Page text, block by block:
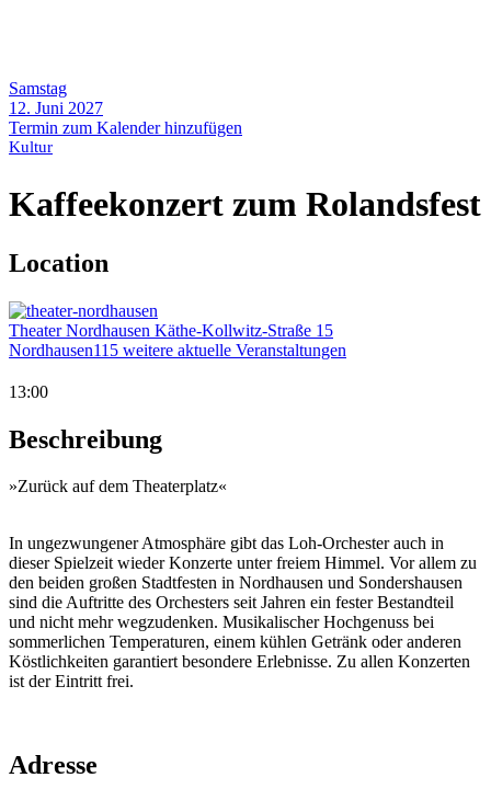
Samstag
12. Juni 2027
Termin zum Kalender hinzufügen
Kultur
Kaffeekonzert zum Rolandsfest
Location
Theater Nordhausen Käthe-Kollwitz-Straße 15
Nordhausen115 weitere aktuelle Veranstaltungen
13:00
Beschreibung
»Zurück auf dem Theaterplatz«
In ungezwungener Atmosphäre gibt das Loh-Orchester auch in
dieser Spielzeit wieder Konzerte unter freiem Himmel. Vor allem zu
den beiden großen Stadtfesten in Nordhausen und Sondershausen
sind die Auftritte des Orchesters seit Jahren ein fester Bestandteil
und nicht mehr wegzudenken. Musikalischer Hochgenuss bei
sommerlichen Temperaturen, einem kühlen Getränk oder anderen
Köstlichkeiten garantiert besondere Erlebnisse. Zu allen Konzerten
ist der Eintritt frei.
Adresse